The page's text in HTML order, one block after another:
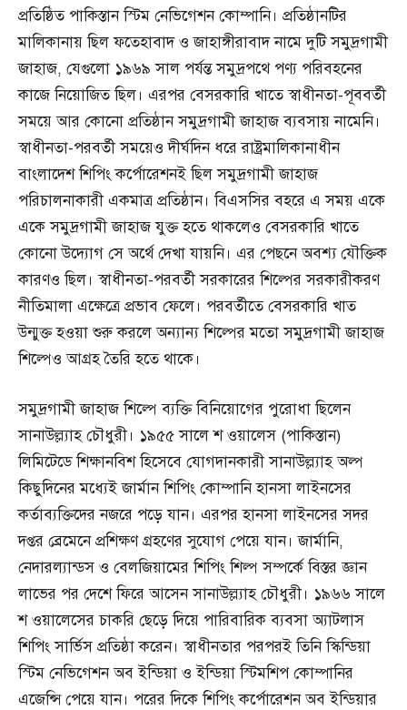
প্রতিষ্ঠিত পাকিস্তান স্টিম নেভিগেশন কোম্পানি। প্রতিষ্ঠানটির
মালিকানায় ছিল ফতেহাবাদ ও জাহাঙ্গীরাবাদ নামে দুটি সমুদ্রগামী
জাহাজ, যেগুলো ১৯৬৯ সাল পর্যন্ত সমুদ্রপথে পণ্য পরিবহনের
কাজে নিয়োজিত ছিল। এরপর বেসরকারি খাতে স্বাধীনতা-পূববর্তী
সময়ে আর কোনো প্রতিষ্ঠান সমুদ্রগামী জাহাজ ব্যবসায় নামেনি।
স্বাধীনতা-পরবর্তী সময়েও দীর্ঘদিন ধরে রাষ্ট্রমালিকানাধীন
বাংলাদেশ শিপিং কর্পোরেশনই ছিল সমুদ্রগামী জাহাজ
পরিচালনাকারী একমাত্র প্রতিষ্ঠান। বিএসসির বহরে এ সময় একে
একে সমুদ্রগামী জাহাজ যুক্ত হতে থাকলেও বেসরকারি খাতে
কোনো উদ্যোগ সে অর্থে দেখা যায়নি। এর পেছনে অবশ্য যৌক্তিক
কারণও ছিল। স্বাধীনতা-পরবর্তী সরকারের শিল্পের সরকারীকরণ
নীতিমালা এক্ষেত্রে প্রভাব ফেলে। পরবর্তীতে বেসরকারি খাত
উন্মুক্ত হওয়া শুরু করলে অন্যান্য শিল্পের মতো সমুদ্রগামী জাহাজ
শিল্পেও আগ্রহ তৈরি হতে থাকে।
সমুদ্রগামী জাহাজ শিল্পে ব্যক্তি বিনিয়োগের পুরোধা ছিলেন
সানাউল্ল্যাহ চৌধুরী। ১৯৫৫ সালে শ ওয়ালেস (পাকিস্তান)
লিমিটেডে শিক্ষানবিশ হিসেবে যোগদানকারী সানাউল্ল্যাহ অল্প
কিছুদিনের মধ্যেই জার্মান শিপিং কোম্পানি হানসা লাইনসের
কর্তাব্যক্তিদের নজরে পড়ে যান। এরপর হানসা লাইনসের সদর
দপ্তর ব্রেমেনে প্রশিক্ষণ গ্রহণের সুযোগ পেয়ে যান। জার্মানি,
নেদারল্যান্ডস ও বেলজিয়ামের শিপিং শিল্প সম্পর্কে বিস্তর জ্ঞান
লাভের পর দেশে ফিরে আসেন সানাউল্ল্যাহ চৌধুরী। ১৯৬৬ সালে
শ ওয়ালেসের চাকরি ছেড়ে দিয়ে পারিবারিক ব্যবসা অ্যাটলাস
শিপিং সার্ভিস প্রতিষ্ঠা করেন। স্বাধীনতার পরপরই তিনি স্কিন্ডিয়া
স্টিম নেভিগেশন অব ইন্ডিয়া ও ইন্ডিয়া স্টিমশিপ কোম্পানির
এজেন্সি পেয়ে যান। পরের দিকে শিপিং কর্পোরেশন অব ইন্ডিয়ার